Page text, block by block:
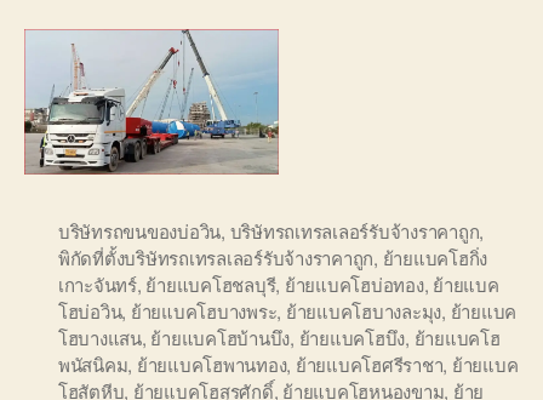
บริษัทรถขนของบ่อวิน, บริษัทรถเทรลเลอร์รับจ้างราคาถูก,
พิกัดที่ตั้งบริษัทรถเทรลเลอร์รับจ้างราคาถูก, ย้ายแบคโฮกิ่ง
เกาะจันทร์, ย้ายแบคโฮชลบุรี, ย้ายแบคโฮบ่อทอง, ย้ายแบค
โฮบ่อวิน, ย้ายแบคโฮบางพระ, ย้ายแบคโฮบางละมุง, ย้ายแบค
โฮบางแสน, ย้ายแบคโฮบ้านบึง, ย้ายแบคโฮบึง, ย้ายแบคโฮ
พนัสนิคม, ย้ายแบคโฮพานทอง, ย้ายแบคโฮศรีราชา, ย้ายแบค
โฮสัตหีบ, ย้ายแบคโฮสุรศักดิ์, ย้ายแบคโฮหนองขาม, ย้าย